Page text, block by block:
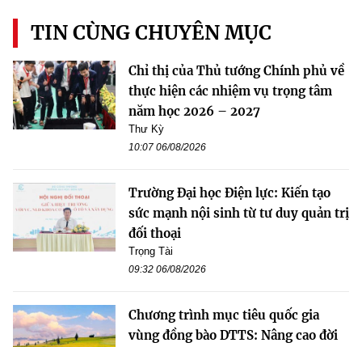
TIN CÙNG CHUYÊN MỤC
Chỉ thị của Thủ tướng Chính phủ về
thực hiện các nhiệm vụ trọng tâm
năm học 2026 – 2027
Thư Kỳ
10:07 06/08/2026
Trường Đại học Điện lực: Kiến tạo
sức mạnh nội sinh từ tư duy quản trị
đối thoại
Trọng Tài
09:32 06/08/2026
Chương trình mục tiêu quốc gia
vùng đồng bào DTTS: Nâng cao đời